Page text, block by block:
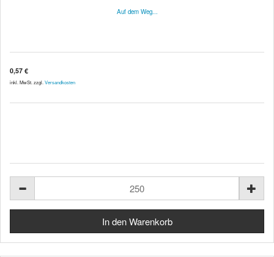
Auf dem Weg...
0,57 €
inkl. MwSt. zzgl. Versandkosten